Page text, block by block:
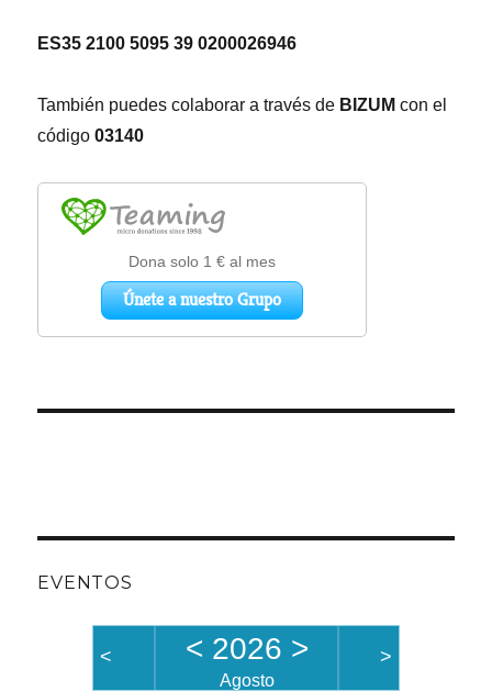
ES35 2100 5095 39 0200026946
También puedes colaborar a través de BIZUM con el
código 03140
EVENTOS
< < 2026 >
Agosto
>